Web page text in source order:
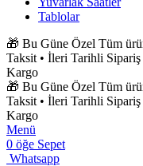
Tablolar
🎁 Bu Güne Özel Tüm
Taksit • İleri Tarihli
Kargo
🎁 Bu Güne Özel Tüm
Taksit • İleri Tarihli
Kargo
Menü
0 öğe Sepet
Whatsapp